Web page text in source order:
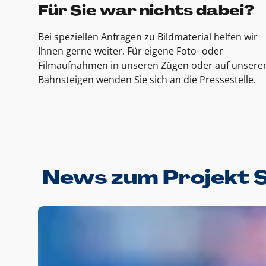
Für Sie war nichts dabei?
Bei speziellen Anfragen zu Bildmaterial helfen wir
Ihnen gerne weiter. Für eigene Foto- oder
Filmaufnahmen in unseren Zügen oder auf
Bahnsteigen wenden Sie sich an die Pressestelle.
News zum Projekt